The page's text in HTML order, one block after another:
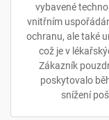
vybavené
vnitřním
ochranu, ale také
což je v
Zákazník
poskytovalo
snížení